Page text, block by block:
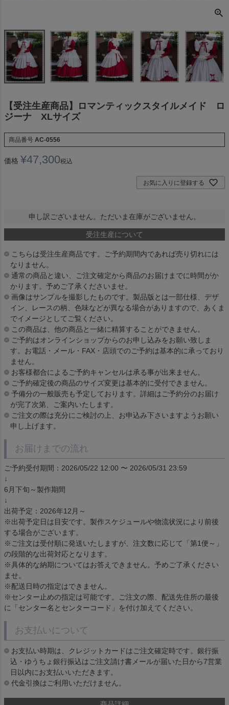
【受注生産商品】ロマンティックスタイルメイド ロ
ジーナ XLサイズ
商品番号 AC-0556
価格 ¥47,300税込
お気に入りに登録する
申し訳ございません。ただいま在庫がございません。
受注生産について
こちらは受注生産商品です。ご予約期間内であれば売り切れには
なりません。
通常の商品と違い、ご注文確定から商品のお届けまでに時間がか
かります。予めご了承くださいませ。
画像はサンプルを撮影したものです。製品版とは一部仕様、デザ
イン、レースの柄、色味などが異なる場合がありますので、あくま
でイメージとしてご覧ください。
この商品は、他の商品と一緒に精算することができません。
ご予約はオンラインショップからのお申し込みをお願い致しま
す。お電話・メール・FAX・店頭でのご予約は基本的に承っており
ません。
お客様都合によるご予約キャンセルは承る事が出来ません。
ご予約確定後の商品のサイズ変更は基本的に受付できません。
予備分の一般販売も予定しております。詳細はご予約分のお届け
が完了次第、ご案内いたします。
ご注文の際は充分にご検討の上、お申込み下さいますようお願い
申し上げます。
お届けまでの流れ
ご予約受付期間：2026/05/22 12:00 〜 2026/05/31 23:59
↓
6月下旬～製作期間
↓
出荷予定：2026年12月～
※出荷予定日は目安です。製作スケジュールや物流状況により前後
する場合がございます。
※ご注文は受付順に発送いたしますが、注文数に応じて「第1便～」
の段階的な出荷対応となります。
※具体的な納期についてはお答えできません。予めご了承ください
ませ。
※配送日時の指定はできません。
※センター止めの指定は可能です。ご注文の際、配送先住所の最後
に「センター名とセンターコード」を付け加えてください。
お支払いについて
お支払い時期は、クレジットカードはご注文確定時です。銀行振
込・ゆうちょ銀行振込はご注文請け書メールが届いた日から7営業
日以内にお支払いいただきます。
代金引換はご利用いただけません。